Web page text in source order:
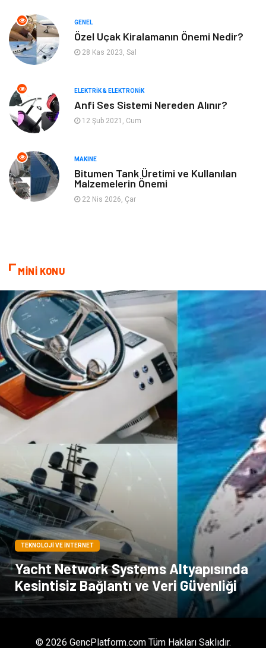
Bilgisayar & Yazılım Spor
İnternet
Finans ve Yönetim Gayrimenkul
Mobilya Aksesuar
Anne Çocuk
Tekstil Hediyelik Eşya
Bitkisel Ürünler
Spor Malzemeleri Bebek Giyim
GENEL
Özel Uçak Kiralamanın Önemi Nedir?
28 Kas 2023, Sal
ELEKTRIK & ELEKTRONIK
Anfi Ses Sistemi Nereden Alınır?
12 Şub 2021, Cum
MAKINE
Bitumen Tank Üretimi ve Kullanılan
Malzemelerin Önemi
22 Nis 2026, Çar
MİNİ KONU
TEKNOLOJI VE İNTERNET
Yacht Network Systems Altyapısında
Kesintisiz Bağlantı ve Veri Güvenliği
© 2026 GencPlatform.com Tüm Hakları Saklıdır.